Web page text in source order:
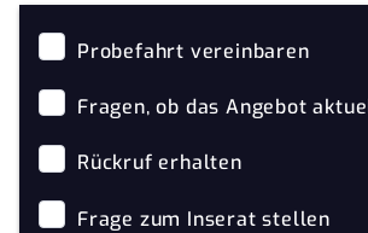
Probefahrt vereinbaren
Fragen, ob das Angebot
Rückruf erhalten
Frage zum Inserat stellen